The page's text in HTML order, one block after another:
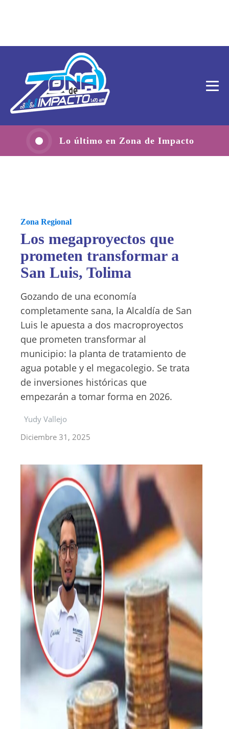
Lo último en Zona de Impacto
Zona Regional
Los megaproyectos que
prometen transformar a
San Luis, Tolima
Gozando de una economía
completamente sana, la Alcaldía de San
Luis le apuesta a dos macroproyectos
que prometen transformar al
municipio: la planta de tratamiento de
agua potable y el megacolegio. Se trata
de inversiones históricas que
empezarán a tomar forma en 2026.
Yudy Vallejo
Diciembre 31, 2025